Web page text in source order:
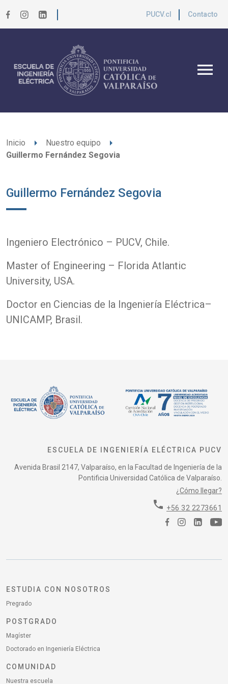
PUCV.cl Contacto
menu
Inicio arrow_right Nuestro equipo arrow_right
Guillermo Fernández Segovia
Guillermo Fernández Segovia
Ingeniero Electrónico – PUCV, Chile.
Master of Engineering – Florida Atlantic
University, USA.
Doctor en Ciencias de la Ingeniería Eléctrica–
UNICAMP, Brasil.
ESCUELA DE INGENIERÍA ELÉCTRICA PUCV
Avenida Brasil 2147, Valparaíso, en la Facultad de Ingeniería de la
Pontificia Universidad Católica de Valparaíso.
¿Cómo llegar?
phone +56 32 2273661
ESTUDIA CON NOSOTROS
Pregrado
POSTGRADO
Magíster
Doctorado en Ingeniería Eléctrica
COMUNIDAD
Nuestra escuela